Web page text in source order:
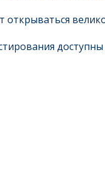
открываться